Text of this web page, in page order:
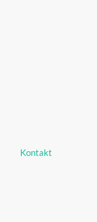
Kontakt